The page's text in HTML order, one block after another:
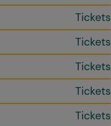
Tickets
Tickets
Tickets
Tickets
Tickets